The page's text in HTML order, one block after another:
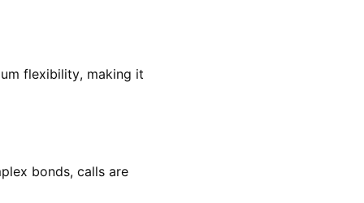
flexibility, making it
bonds, calls are